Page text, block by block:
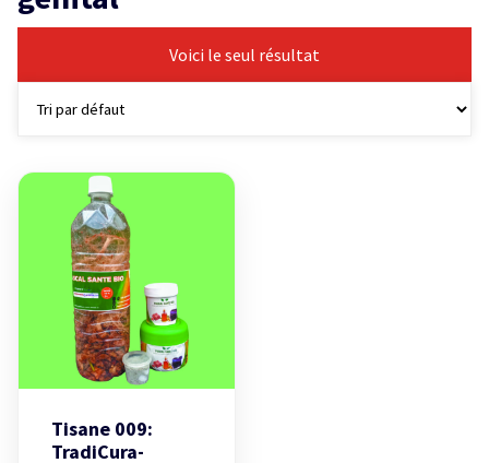
Voici le seul résultat
Tisane 009:
TradiCura-